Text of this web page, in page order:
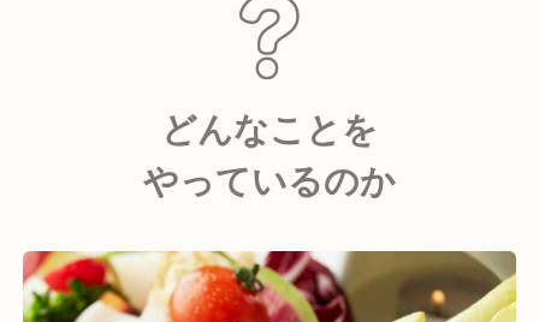
どんなことを
やっているのか